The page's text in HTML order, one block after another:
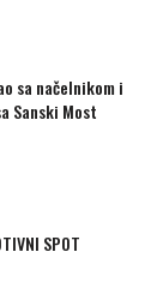
sa načelnikom i
Sanski Most
SPOT